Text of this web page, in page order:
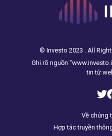
© Investo 2023 . All
Ghi rõ nguồn
tin từ
Về chúng
Hợp tác truyền